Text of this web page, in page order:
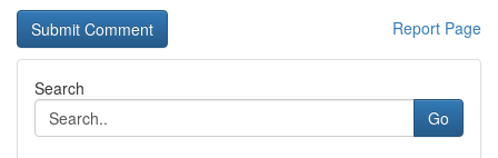
Report Page
Search
Go